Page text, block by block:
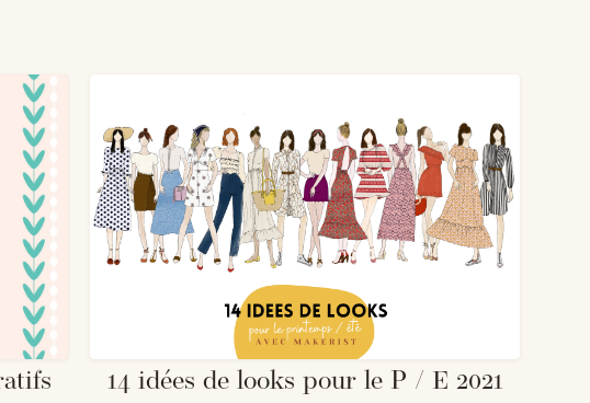
pour vous faciliter la tâche. Car en effet, il y a quelques petites
choses à savoir avant de coudre un tissu à sequins.
14 idées de looks pour le P / E 2021